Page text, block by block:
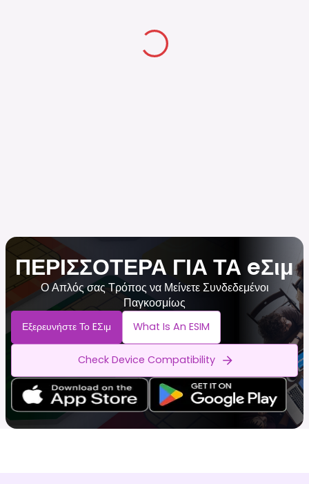
ΠΕΡΙΣΣΟΤΕΡΑ ΓΙΑ ΤΑ eΣιμ
Ο Απλός σας Τρόπος να Μείνετε Συνδεδεμένοι
Παγκοσμίως
Εξερευνήστε Το EΣιμ What Is An ESIM
Check Device Compatibility